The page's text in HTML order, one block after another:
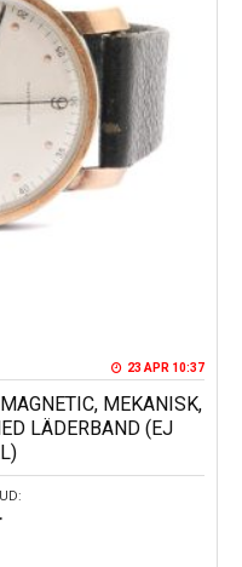
23 APR 10:37
MEKANISK,
LÄDERBAND (EJ